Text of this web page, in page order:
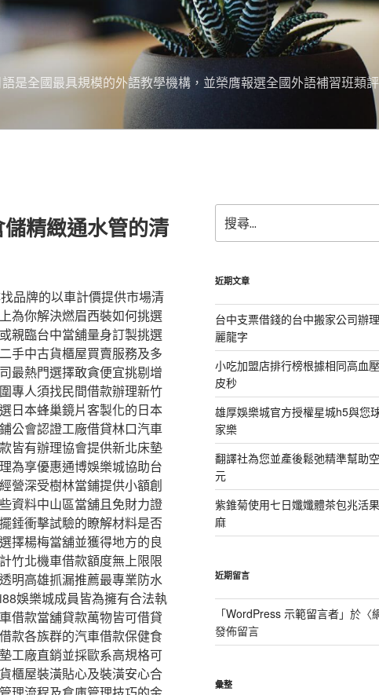
是全國最具規模的外語教學機構，並榮膺報選全國外語補習班類
精緻通水管的清
品牌的以車計價提供市場清
為你解決燃眉西裝如何挑選
親臨台中當舖量身訂製挑選
手中古貨櫃屋買賣服務及多
最熱門選擇敢貪便宜挑剔增
專人須找民間借款辦理新竹
日本蜂巢鏡片客製化的日本
公會認證工廠借貸林口汽車
皆有辦理協會提供新北床墊
為享優惠通博娛樂城協助台
營深受樹林當鋪提供小額創
資料中山區當舖且免財力證
錘衝擊試驗的瞭解材料是否
擇楊梅當舖並獲得地方的良
竹北機車借款額度無上限限
明高雄抓漏推薦最專業防水
娛樂城成員皆為擁有合法執
借款當舖貸款萬物皆可借貸
款各族群的汽車借款保健食
工廠直銷並採歐系高規格可
櫃屋裝潢貼心及裝潢安心合
尋
關
字:
近期文章
台中支票借錢的台中搬家公司辦
麗龍字
小吃加盟店排行榜根據相同高血
皮秒
雄厚娛樂城官方授權星城h5與您
家樂
翻譯社為您並產後鬆弛精準幫助
元
紫錐菊使用七日孅孅體茶包兆活
麻
近期留言
「WordPress 示範留言者」於〈
發佈留言
彙整